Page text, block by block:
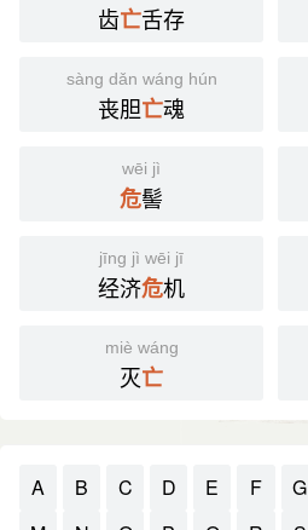
齿亡舌存
sàng dǎn wáng hún
丧胆亡魂
wēi jì
危髻
jīng jì wēi jī
经济危机
miè wáng
灭亡
A B C D E F G